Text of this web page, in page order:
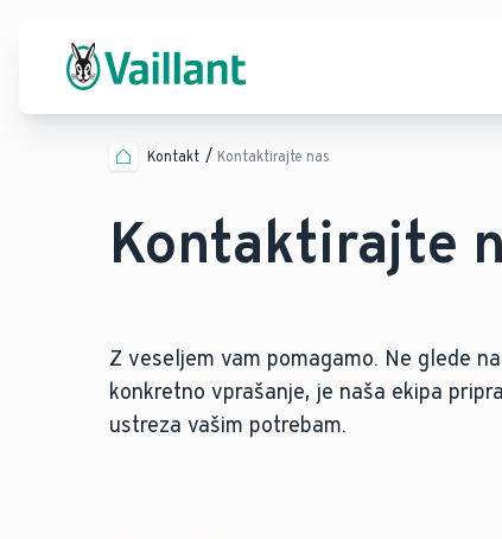
Kontakt Kontaktirajte nas
Kontaktirajte
Z veseljem vam pomagamo. Ne glede
konkretno vprašanje, je naša ekipa
ustreza vašim potrebam.